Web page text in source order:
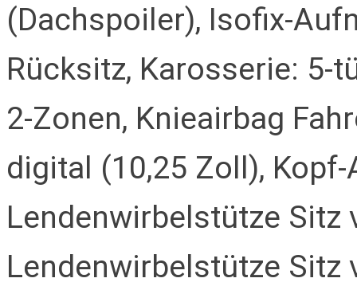
(Dachspoiler), Isofix-
Rücksitz, Karosserie: 5-
2-Zonen, Knieairbag
digital (10,25 Zoll),
Lendenwirbelstütze Sitz
Lendenwirbelstütze Sitz